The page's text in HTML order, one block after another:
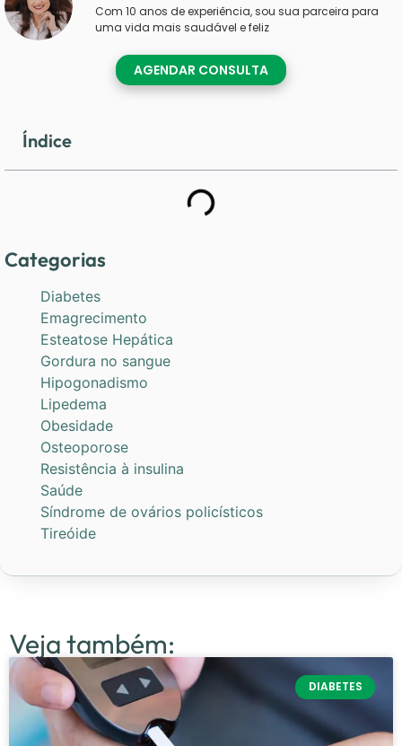
Com 10 anos de experiência, sou sua parceira para
uma vida mais saudável e feliz
AGENDAR CONSULTA
Índice
Categorias
Diabetes
Emagrecimento
Esteatose Hepática
Gordura no sangue
Hipogonadismo
Lipedema
Obesidade
Osteoporose
Resistência à insulina
Saúde
Síndrome de ovários policísticos
Tireóide
Veja também:
DIABETES